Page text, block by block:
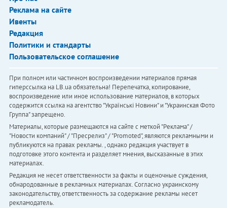
Реклама на сайте
Ивенты
Редакция
Политики и стандарты
Пользовательское соглашение
При полном или частичном воспроизведении материалов прямая
гиперссылка на LB.ua обязательна! Перепечатка, копирование,
воспроизведение или иное использование материалов, в которых
содержится ссылка на агентство "Українськi Новини" и "Украинская Фото
Группа" запрещено.
Материалы, которые размещаются на сайте с меткой "Реклама" /
"Новости компаний" / "Пресрелиз" / "Promoted", являются рекламными и
публикуются на правах рекламы. , однако редакция участвует в
подготовке этого контента и разделяет мнения, высказанные в этих
материалах.
Редакция не несет ответственности за факты и оценочные суждения,
обнародованные в рекламных материалах. Согласно украинскому
законодательству, ответственность за содержание рекламы несет
рекламодатель.